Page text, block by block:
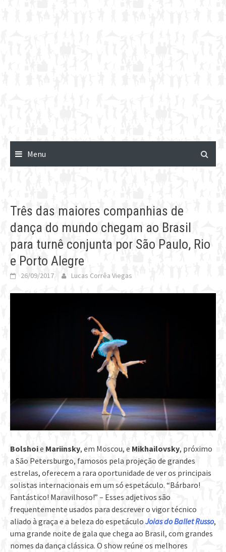
Menu
Três das maiores companhias de
dança do mundo chegam ao Brasil
para turnê conjunta por São Paulo, Rio
e Porto Alegre
26/09/2017 Lucas Corrêa Viegas
Bolshoie Mariinsky, em Moscou, e Mikhailovsky, próximo
a São Petersburgo, famosos pela projeção de grandes
estrelas, oferecem a rara oportunidade de ver os principais
solistas internacionais em um só espetáculo. “Bárbaro!
Fantástico! Maravilhoso!” – Esses adjetivos são
frequentemente usados para descrever o vigor técnico
aliado à graça e a beleza do espetáculo Joias do Ballet Russo,
uma grande noite de gala que chega ao Brasil, com grandes
nomes da dança clássica. O show reúne os melhores